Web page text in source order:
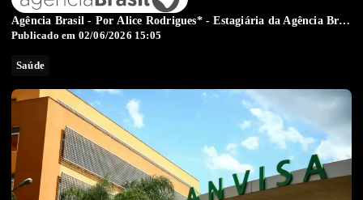
Agência Brasil - PorAlice Rodrigues* - Estagiária da Agência Brasil
Publicado em 02/06/2026 15:05
Saúde